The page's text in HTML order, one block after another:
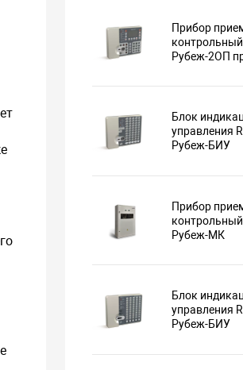
Прибор
контрольный
Рубеж-2ОП
Блок
управления
Рубеж-БИУ
Прибор
контрольный
Рубеж-МК
Блок
управления
Рубеж-БИУ